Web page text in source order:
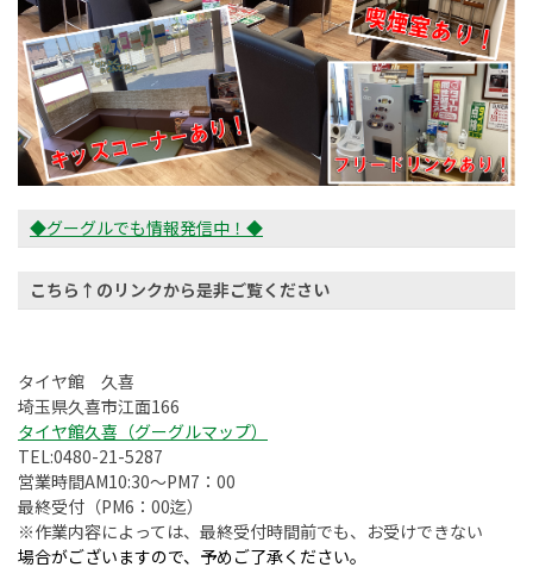
◆グーグルでも情報発信中！◆
こちら↑のリンクから是非ご覧ください
タイヤ館 久喜
埼玉県久喜市江面166
タイヤ館久喜（グーグルマップ）
TEL:0480-21-5287
営業時間AM10:30～PM7：00
最終受付（PM6：00迄）
※作業内容によっては、最終受付時間前でも、お受けできない
場合がございますので、予めご了承ください。